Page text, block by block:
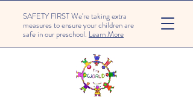
SAFETY FIRST We're taking extra
measures to ensure your children are
safe in our preschool. Learn More